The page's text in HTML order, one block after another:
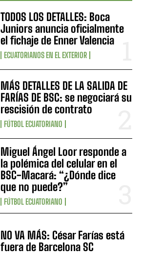
TODOS LOS DETALLES: Boca
Juniors anuncia oficialmente
el fichaje de Enner Valencia
ECUATORIANOS EN EL EXTERIOR
MÁS DETALLES DE LA SALIDA DE
FARÍAS DE BSC: se negociará su
rescisión de contrato
FÚTBOL ECUATORIANO
Miguel Ángel Loor responde a
la polémica del celular en el
BSC-Macará: “¿Dónde dice
que no puede?”
FÚTBOL ECUATORIANO
NO VA MÁS: César Farías está
fuera de Barcelona SC